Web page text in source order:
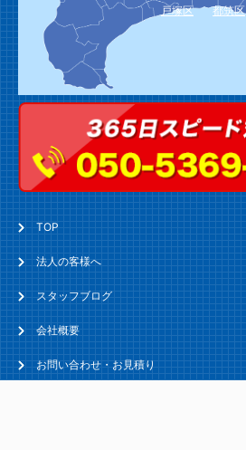
都筑区
戸塚区
TOP
法人の客様へ
スタッフブログ
会社概要
お問い合わせ・お見積り